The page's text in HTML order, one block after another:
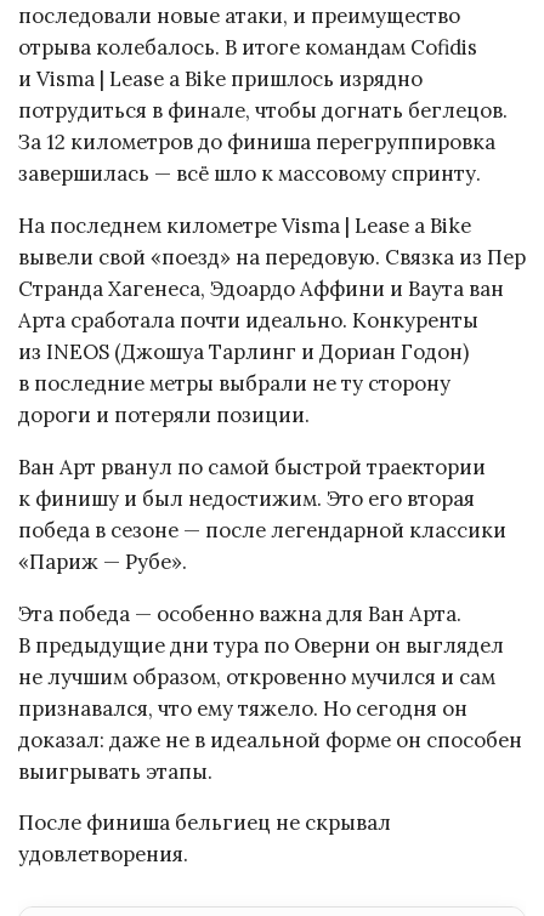
последовали новые атаки, и преимущество
отрыва колебалось. В итоге командам Cofidis
и Visma | Lease a Bike пришлось изрядно
потрудиться в финале, чтобы догнать беглецов.
За 12 километров до финиша перегруппировка
завершилась — всё шло к массовому спринту.
На последнем километре Visma | Lease a Bike
вывели свой «поезд» на передовую. Связка из Пер
Странда Хагенеса, Эдоардо Аффини и Ваута ван
Арта сработала почти идеально. Конкуренты
из INEOS (Джошуа Тарлинг и Дориан Годон)
в последние метры выбрали не ту сторону
дороги и потеряли позиции.
Ван Арт рванул по самой быстрой траектории
к финишу и был недостижим. Это его вторая
победа в сезоне — после легендарной классики
«Париж — Рубе».
Эта победа — особенно важна для Ван Арта.
В предыдущие дни тура по Оверни он выглядел
не лучшим образом, откровенно мучился и сам
признавался, что ему тяжело. Но сегодня он
доказал: даже не в идеальной форме он способен
выигрывать этапы.
После финиша бельгиец не скрывал
удовлетворения.